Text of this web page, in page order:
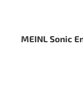
MEINL Sonic